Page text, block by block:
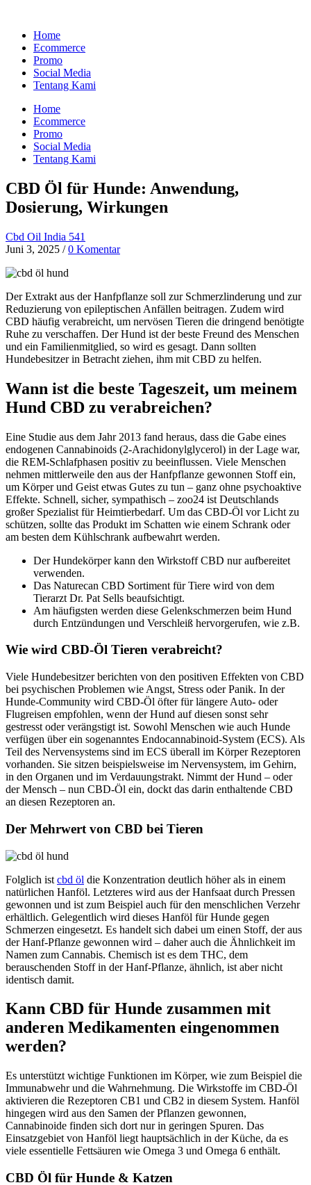
Home
Ecommerce
Promo
Social Media
Tentang Kami
Home
Ecommerce
Promo
Social Media
Tentang Kami
CBD Öl für Hunde: Anwendung,
Dosierung, Wirkungen
Cbd Oil India 541
Juni 3, 2025 / 0 Komentar
Der Extrakt aus der Hanfpflanze soll zur Schmerzlinderung und zur
Reduzierung von epileptischen Anfällen beitragen. Zudem wird
CBD häufig verabreicht, um nervösen Tieren die dringend benötigte
Ruhe zu verschaffen. Der Hund ist der beste Freund des Menschen
und ein Familienmitglied, so wird es gesagt. Dann sollten
Hundebesitzer in Betracht ziehen, ihm mit CBD zu helfen.
Wann ist die beste Tageszeit, um meinem
Hund CBD zu verabreichen?
Eine Studie aus dem Jahr 2013 fand heraus, dass die Gabe eines
endogenen Cannabinoids (2-Arachidonylglycerol) in der Lage war,
die REM-Schlafphasen positiv zu beeinflussen. Viele Menschen
nehmen mittlerweile den aus der Hanfpflanze gewonnen Stoff ein,
um Körper und Geist etwas Gutes zu tun – ganz ohne psychoaktive
Effekte. Schnell, sicher, sympathisch – zoo24 ist Deutschlands
großer Spezialist für Heimtierbedarf. Um das CBD-Öl vor Licht zu
schützen, sollte das Produkt im Schatten wie einem Schrank oder
am besten dem Kühlschrank aufbewahrt werden.
Der Hundekörper kann den Wirkstoff CBD nur aufbereitet
verwenden.
Das Naturecan CBD Sortiment für Tiere wird von dem
Tierarzt Dr. Pat Sells beaufsichtigt.
Am häufigsten werden diese Gelenkschmerzen beim Hund
durch Entzündungen und Verschleiß hervorgerufen, wie z.B.
Wie wird CBD-Öl Tieren verabreicht?
Viele Hundebesitzer berichten von den positiven Effekten von CBD
bei psychischen Problemen wie Angst, Stress oder Panik. In der
Hunde-Community wird CBD-Öl öfter für längere Auto- oder
Flugreisen empfohlen, wenn der Hund auf diesen sonst sehr
gestresst oder verängstigt ist. Sowohl Menschen wie auch Hunde
verfügen über ein sogenanntes Endocannabinoid-System (ECS). Als
Teil des Nervensystems sind im ECS überall im Körper Rezeptoren
vorhanden. Sie sitzen beispielsweise im Nervensystem, im Gehirn,
in den Organen und im Verdauungstrakt. Nimmt der Hund – oder
der Mensch – nun CBD-Öl ein, dockt das darin enthaltende CBD
an diesen Rezeptoren an.
Der Mehrwert von CBD bei Tieren
Folglich ist cbd öl die Konzentration deutlich höher als in einem
natürlichen Hanföl. Letzteres wird aus der Hanfsaat durch Pressen
gewonnen und ist zum Beispiel auch für den menschlichen Verzehr
erhältlich. Gelegentlich wird dieses Hanföl für Hunde gegen
Schmerzen eingesetzt. Es handelt sich dabei um einen Stoff, der aus
der Hanf-Pflanze gewonnen wird – daher auch die Ähnlichkeit im
Namen zum Cannabis. Chemisch ist es dem THC, dem
berauschenden Stoff in der Hanf-Pflanze, ähnlich, ist aber nicht
identisch damit.
Kann CBD für Hunde zusammen mit
anderen Medikamenten eingenommen
werden?
Es unterstützt wichtige Funktionen im Körper, wie zum Beispiel die
Immunabwehr und die Wahrnehmung. Die Wirkstoffe im CBD-Öl
aktivieren die Rezeptoren CB1 und CB2 in diesem System. Hanföl
hingegen wird aus den Samen der Pflanzen gewonnen,
Cannabinoide finden sich dort nur in geringen Spuren. Das
Einsatzgebiet von Hanföl liegt hauptsächlich in der Küche, da es
viele essentielle Fettsäuren wie Omega 3 und Omega 6 enthält.
CBD Öl für Hunde & Katzen